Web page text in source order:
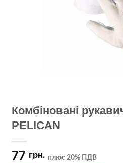
Комбіновані
PELICAN
77 грн. плюс 20% ПДВ